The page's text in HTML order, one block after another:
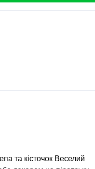
та кісточок Веселий